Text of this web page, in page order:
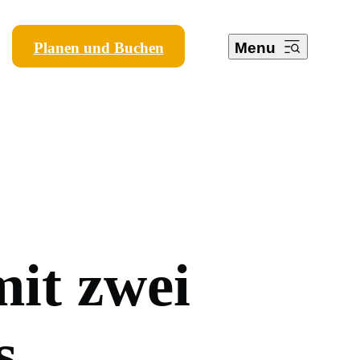
Planen und Buchen Menu
it zwei